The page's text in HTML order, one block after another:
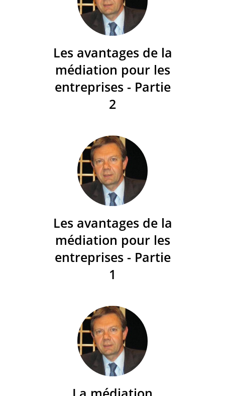
Les avantages de la
médiation pour les
entreprises - Partie
2
Les avantages de la
médiation pour les
entreprises - Partie
1